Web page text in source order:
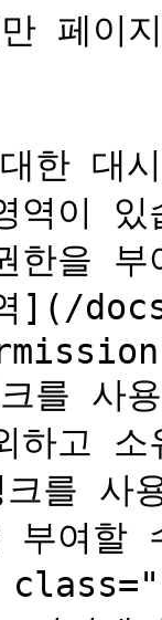
페이
한 대
역이
한을
역](/
를 사
하고
를 사
부여할